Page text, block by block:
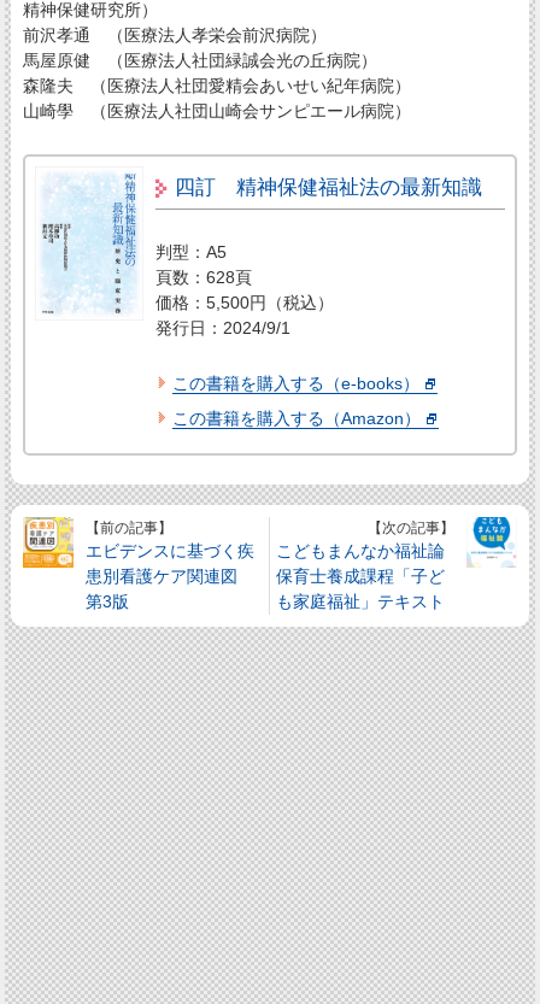
精神保健研究所）
前沢孝通 （医療法人孝栄会前沢病院）
馬屋原健 （医療法人社団緑誠会光の丘病院）
森隆夫 （医療法人社団愛精会あいせい紀年病院）
山崎學 （医療法人社団山崎会サンピエール病院）
四訂 精神保健福祉法の最新知識
判型：A5
頁数：628頁
価格：5,500円（税込）
発行日：2024/9/1
この書籍を購入する（e-books）
この書籍を購入する（Amazon）
【前の記事】
エビデンスに基づく疾
患別看護ケア関連図
第3版
【次の記事】
こどもまんなか福祉論
保育士養成課程「子ど
も家庭福祉」テキスト